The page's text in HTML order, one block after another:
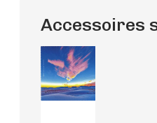
Accessoires